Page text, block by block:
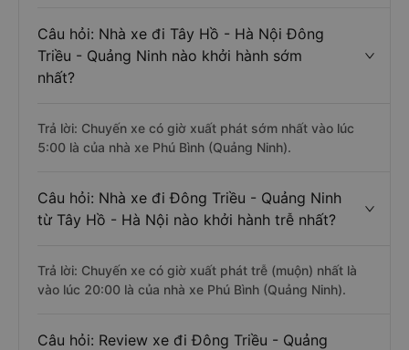
Câu hỏi: Nhà xe đi Tây Hồ - Hà Nội Đông
Triều - Quảng Ninh nào khởi hành sớm
nhất?
Trả lời: Chuyến xe có giờ xuất phát sớm nhất vào lúc
5:00 là của nhà xe Phú Bình (Quảng Ninh).
Câu hỏi: Nhà xe đi Đông Triều - Quảng Ninh
từ Tây Hồ - Hà Nội nào khởi hành trễ nhất?
Trả lời: Chuyến xe có giờ xuất phát trễ (muộn) nhất là
vào lúc 20:00 là của nhà xe Phú Bình (Quảng Ninh).
Câu hỏi: Review xe đi Đông Triều - Quảng